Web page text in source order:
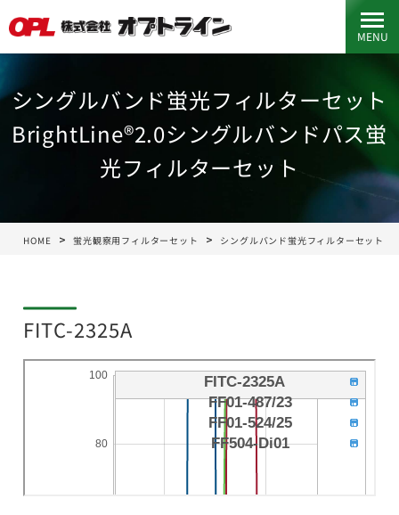
MENU
シングルバンド蛍光フィルターセット
BrightLine®2.0シングルバンドパス蛍
光フィルターセット
HOME 蛍光観察用フィルターセット シングルバンド蛍光フィルターセット
FITC-2325A